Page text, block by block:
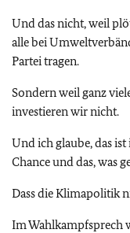
Und das nicht, weil
alle bei
Partei tragen.
Sondern weil ganz
investieren wir nicht.
Und ich glaube, das
Chance und das, was
Dass die Klimapolitik
Im Wahlkampfsprech